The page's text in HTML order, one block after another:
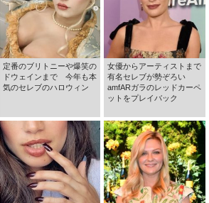
定番のブリトニーや爆笑の
ドウェインまで 今年も本
気のセレブのハロウィン
女優からアーティストまで
有名セレブが勢ぞろい
amfARガラのレッドカーペ
ットをプレイバック